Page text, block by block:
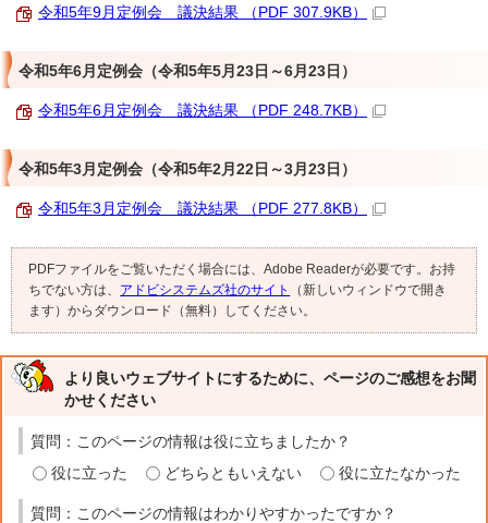
令和5年9月定例会 議決結果 （PDF 307.9KB）
令和5年6月定例会（令和5年5月23日～6月23日）
令和5年6月定例会 議決結果 （PDF 248.7KB）
令和5年3月定例会（令和5年2月22日～3月23日）
令和5年3月定例会 議決結果 （PDF 277.8KB）
PDFファイルをご覧いただく場合には、Adobe Readerが必要です。お持
ちでない方は、 アドビシステムズ社のサイト
（新しいウィンドウで開き
ます）からダウンロード（無料）してください。
より良いウェブサイトにするために、ページのご感想をお聞
かせください
質問：このページの情報は役に立ちましたか？
役に立った
どちらともいえない 役に立たなかった
質問：このページの情報はわかりやすかったですか？